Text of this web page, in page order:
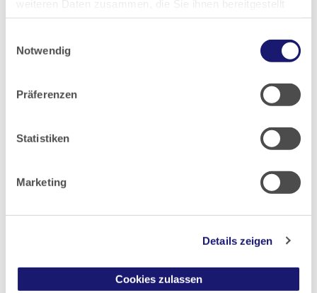
haben oder die sie im Rahmen Ihrer Nutzung der Dienste
Notwendig
Präferenzen
Statistiken
Marketing
Details zeigen
Cookies zulassen
2012
2010